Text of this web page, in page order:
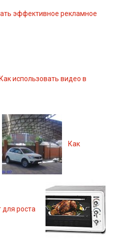
эффективное рекламное
Как использовать видео в
Как
для роста